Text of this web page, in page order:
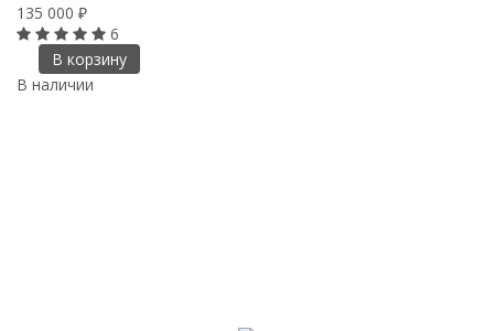
135 000 ₽
6
В корзину
В наличии